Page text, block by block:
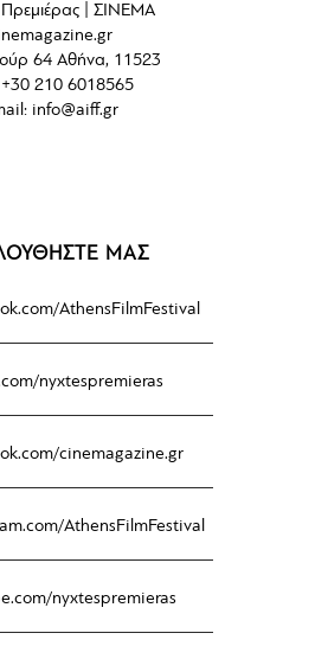
Πρεμιέρας | ΣΙΝΕΜΑ
64 Αθήνα, 11523
+30 210 6018565
info@aiff.gr
ΜΑΣ
AthensFilmFestival
nyxtespremieras
cinemagazine.gr
AthensFilmFestival
nyxtespremieras